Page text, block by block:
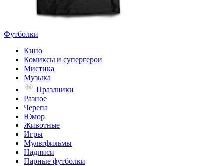
Футболки
Кино
Комиксы и супергерои
Мистика
Музыка
Праздники
Разное
Черепа
Юмор
Животные
Игры
Мультфильмы
Надписи
Парные футболки